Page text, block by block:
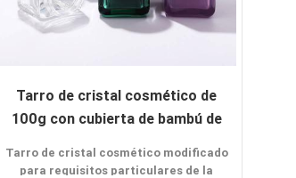
Tarro de cristal cosmético de
100g con cubierta de bambú de
Tarro de cristal cosmético modificado
para requisitos particulares de la